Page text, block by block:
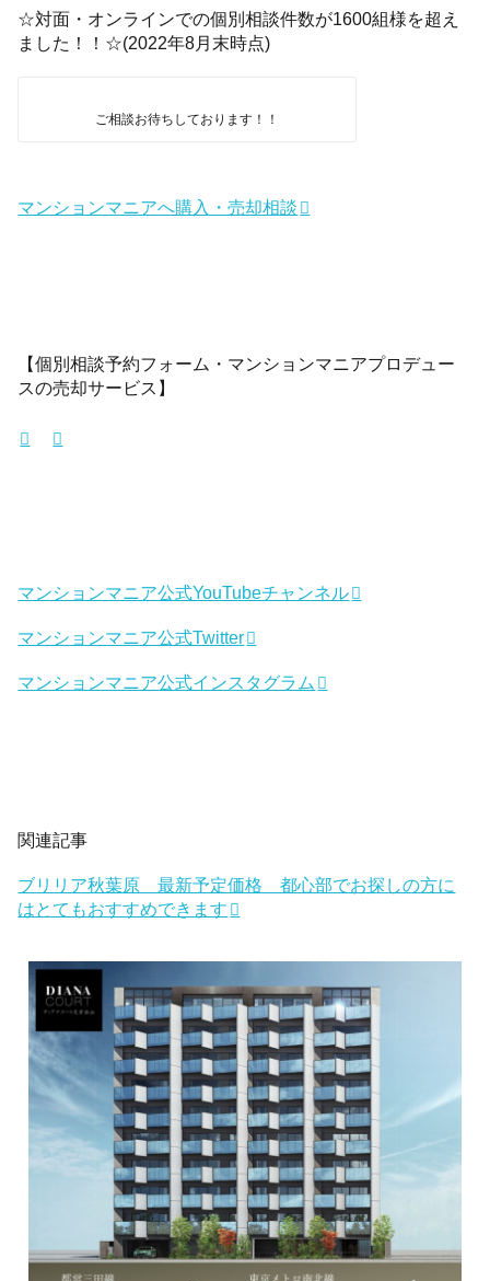
☆対面・オンラインでの個別相談件数が1600組様を超え
ました！！☆(2022年8月末時点)
ご相談お待ちしております！！
マンションマニアへ購入・売却相談
【個別相談予約フォーム・マンションマニアプロデュー
スの売却サービス】
マンションマニア公式YouTubeチャンネル
マンションマニア公式Twitter
マンションマニア公式インスタグラム
関連記事
ブリリア秋葉原 最新予定価格 都心部でお探しの方に
はとてもおすすめできます